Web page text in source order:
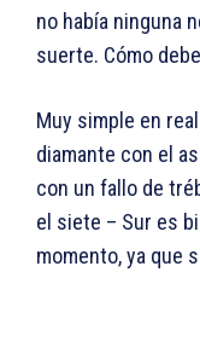
no había ninguna
suerte. Cómo
Muy simple en
diamante con el
con un fallo de
el siete – Sur es
momento, ya que